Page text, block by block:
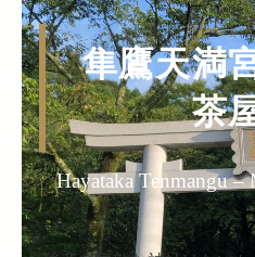
隼鷹天満
茶
Hayataka Tenmangu –